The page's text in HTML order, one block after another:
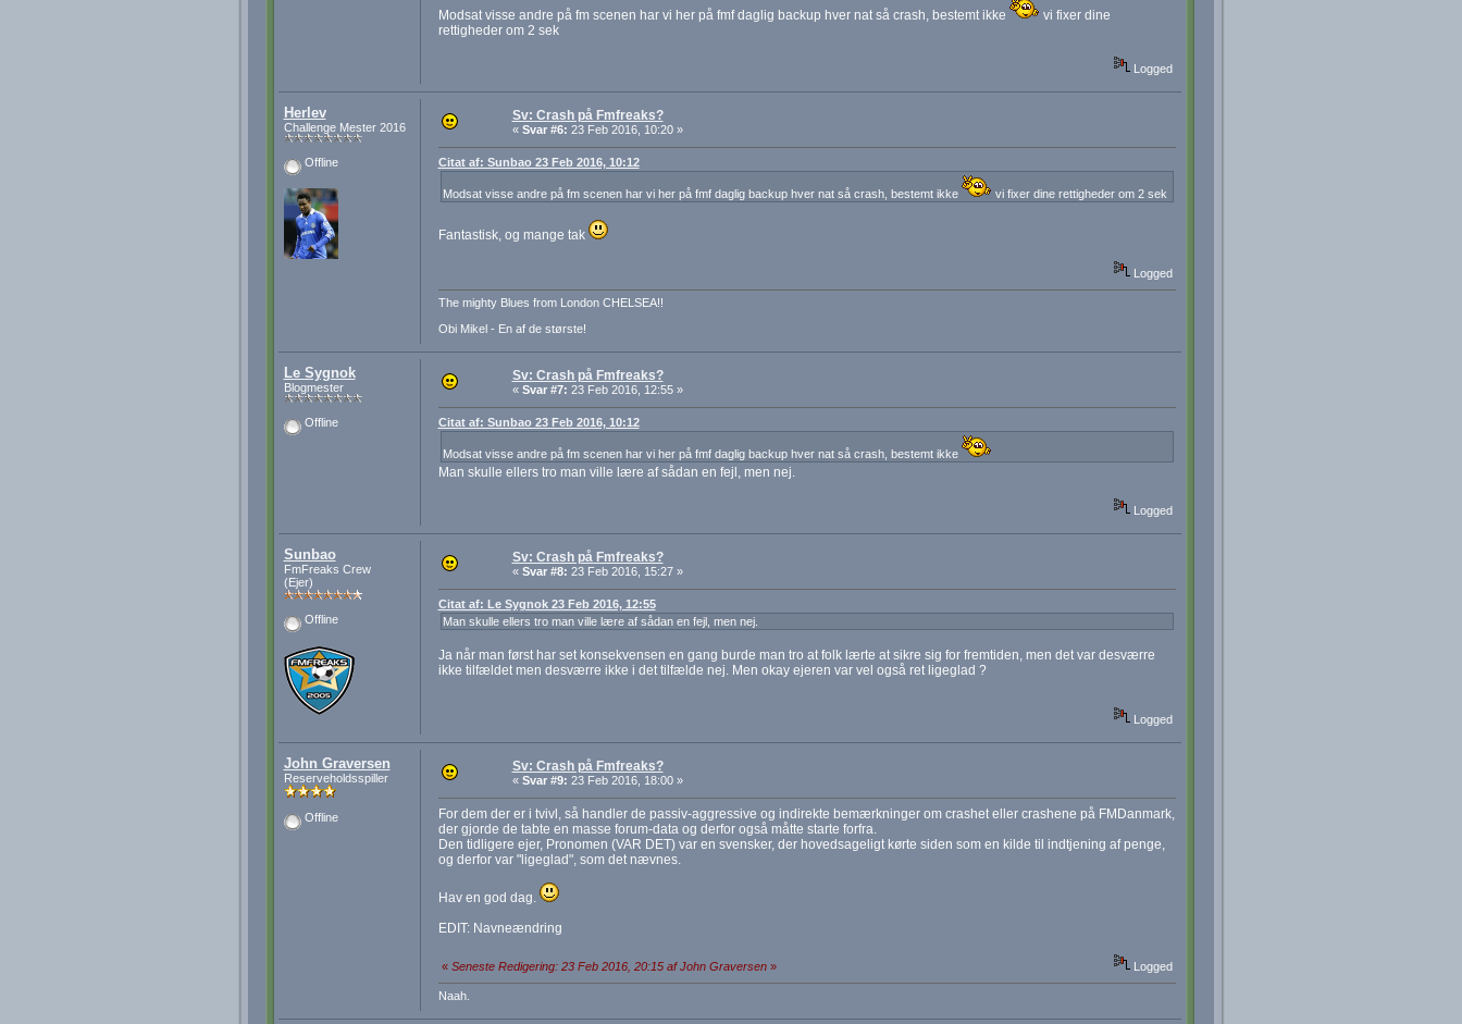
Modsat visse andre på fm scenen har vi her på fmf daglig backup hver nat så crash, bestemt ikke
vi fixer dine
rettigheder om 2 sek
Logged
Herlev
Challenge Mester 2016
Offline
Sv: Crash på Fmfreaks?
« Svar #6: 23 Feb 2016, 10:20 »
Citat af: Sunbao 23 Feb 2016, 10:12
Modsat visse andre på fm scenen har vi her på fmf daglig backup hver nat så crash, bestemt ikke vi fixer dine rettigheder om 2 sek
Fantastisk, og mange tak
Logged
The mighty Blues from London CHELSEA!!
Obi Mikel - En af de største!
Le Sygnok
Blogmester
Offline
Sv: Crash på Fmfreaks?
« Svar #7: 23 Feb 2016, 12:55 »
Citat af: Sunbao 23 Feb 2016, 10:12
Modsat visse andre på fm scenen har vi her på fmf daglig backup hver nat så crash, bestemt ikke
Man skulle ellers tro man ville lære af sådan en fejl, men nej.
Logged
Sunbao
FmFreaks Crew
(Ejer)
Offline
Sv: Crash på Fmfreaks?
« Svar #8: 23 Feb 2016, 15:27 »
Citat af: Le Sygnok 23 Feb 2016, 12:55
Man skulle ellers tro man ville lære af sådan en fejl, men nej.
Ja når man først har set konsekvensen en gang burde man tro at folk lærte at sikre sig for fremtiden, men det var desværre
ikke tilfældet men desværre ikke i det tilfælde nej. Men okay ejeren var vel også ret ligeglad ?
Logged
John Graversen
Reserveholdsspiller
Offline
Sv: Crash på Fmfreaks?
« Svar #9: 23 Feb 2016, 18:00 »
For dem der er i tvivl, så handler de passiv-aggressive og indirekte bemærkninger om crashet eller crashene på FMDanmark,
der gjorde de tabte en masse forum-data og derfor også måtte starte forfra.
Den tidligere ejer, Pronomen (VAR DET) var en svensker, der hovedsageligt kørte siden som en kilde til indtjening af penge,
og derfor var "ligeglad", som det nævnes.
Hav en god dag.
EDIT: Navneændring
« Seneste Redigering: 23 Feb 2016, 20:15 af John Graversen» Logged
Naah.